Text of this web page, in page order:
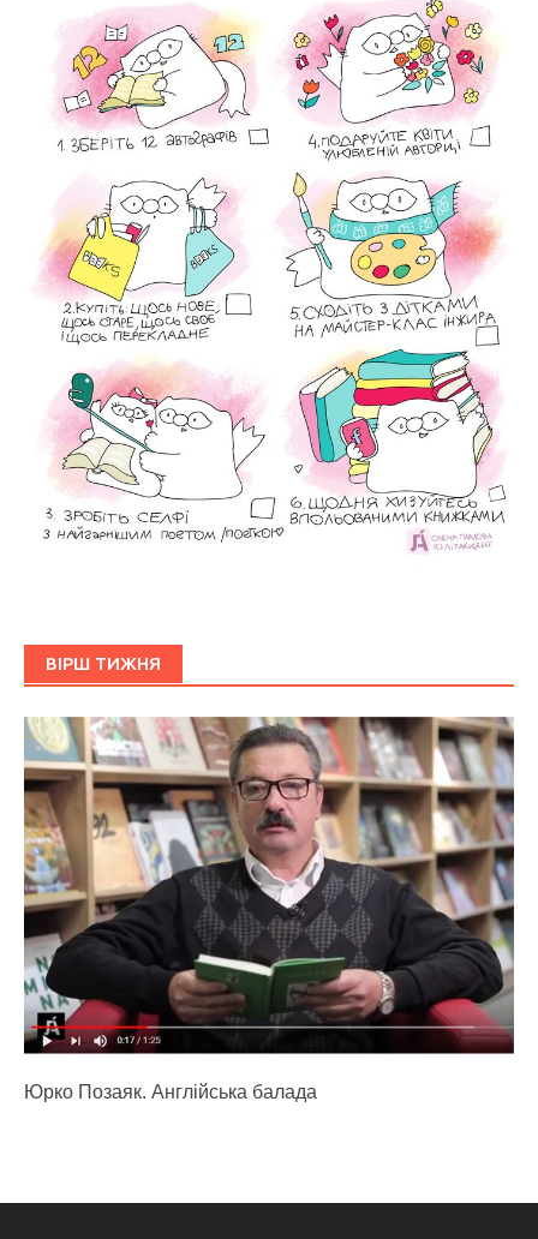
ВІРШ ТИЖНЯ
Юрко Позаяк. Англійська балада